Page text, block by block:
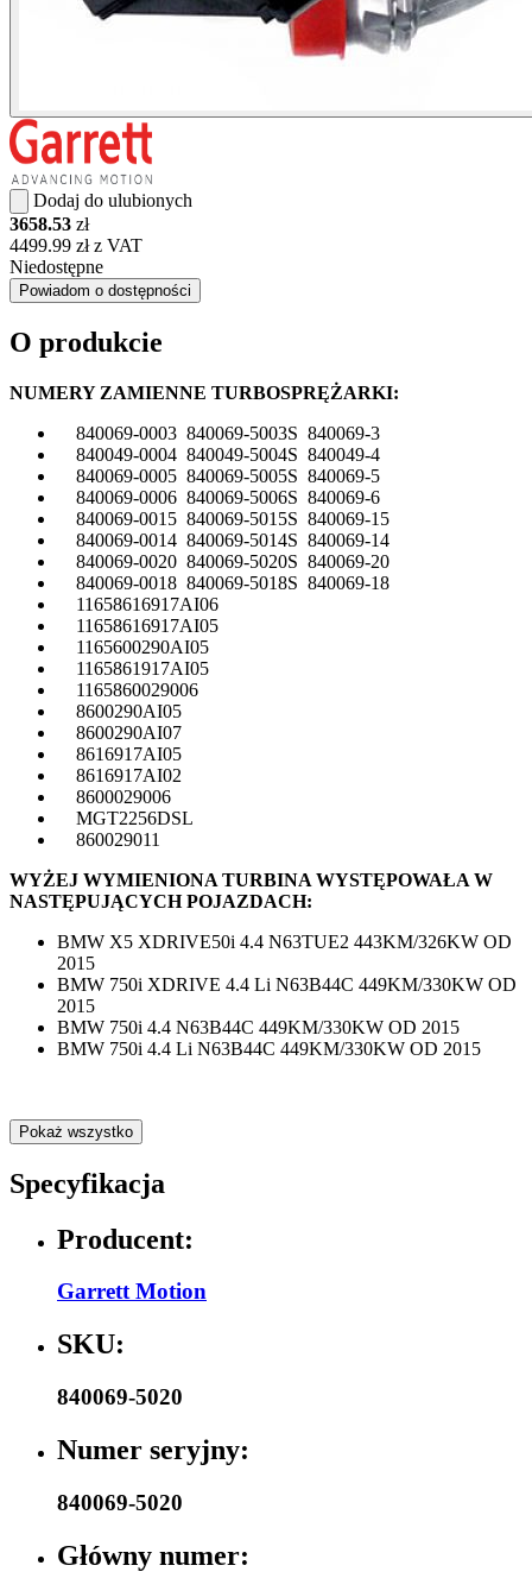
Dodaj do ulubionych
3658.53 zł
4499.99 zł z VAT
Niedostępne
Powiadom o dostępności
O produkcie
NUMERY ZAMIENNE TURBOSPRĘŻARKI:
840069-0003 840069-5003S 840069-3
840049-0004 840049-5004S 840049-4
840069-0005 840069-5005S 840069-5
840069-0006 840069-5006S 840069-6
840069-0015 840069-5015S 840069-15
840069-0014 840069-5014S 840069-14
840069-0020 840069-5020S 840069-20
840069-0018 840069-5018S 840069-18
11658616917AI06
11658616917AI05
1165600290AI05
1165861917AI05
1165860029006
8600290AI05
8600290AI07
8616917AI05
8616917AI02
8600029006
MGT2256DSL
860029011
WYŻEJ WYMIENIONA TURBINA WYSTĘPOWAŁA W
NASTĘPUJĄCYCH POJAZDACH:
BMW X5 XDRIVE50i 4.4 N63TUE2 443KM/326KW OD
2015
BMW 750i XDRIVE 4.4 Li N63B44C 449KM/330KW OD
2015
BMW 750i 4.4 N63B44C 449KM/330KW OD 2015
BMW 750i 4.4 Li N63B44C 449KM/330KW OD 2015
Pokaż wszystko
Specyfikacja
Producent:
Garrett Motion
SKU:
840069-5020
Numer seryjny:
840069-5020
Główny numer: